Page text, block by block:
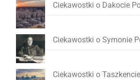
Ciekawostki o Dakocie
Ciekawostki o Symonie
Ciekawostki o Taszkencie